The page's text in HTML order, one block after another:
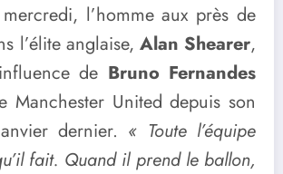
l’homme aux près de
l’élite anglaise, Alan Shearer,
de Bruno Fernandes
Manchester United depuis son
dernier. « Toute l’équipe
fait. Quand il prend le ballon,